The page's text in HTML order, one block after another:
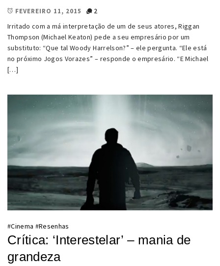
FEVEREIRO 11, 2015
2
Irritado com a má interpretação de um de seus atores, Riggan
Thompson (Michael Keaton) pede a seu empresário por um
substituto: “Que tal Woody Harrelson?” – ele pergunta. “Ele está
no próximo Jogos Vorazes” – responde o empresário. “E Michael
[…]
#Cinema #Resenhas
Crítica: ‘Interestelar’ – mania de
grandeza